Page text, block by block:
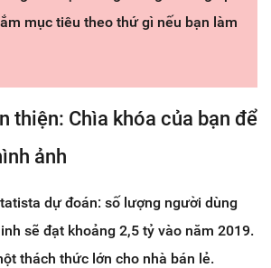
mục tiêu theo thứ gì nếu bạn làm
thiện: Chìa khóa của bạn để
ảnh
dự đoán: số lượng người dùng
sẽ đạt khoảng 2,5 tỷ vào năm 2019.
thách thức lớn cho nhà bán lẻ.